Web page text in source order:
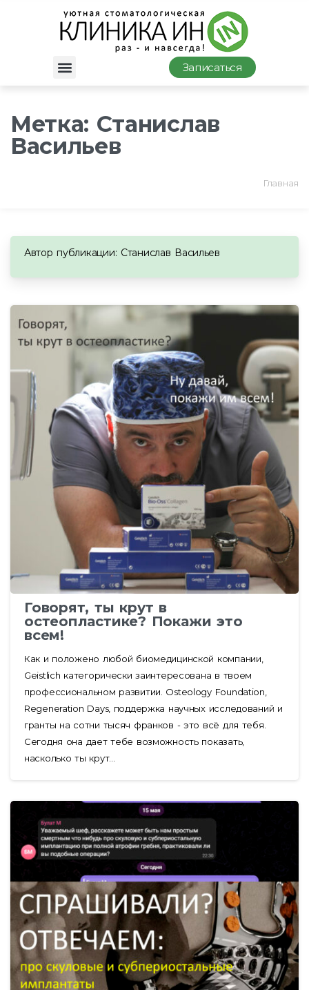
Записаться
Метка: Станислав
Васильев
Главная
Автор публикации: Станислав Васильев
Говорят, ты крут в
остеопластике? Покажи это
всем!
Как и положено любой биомедицинской компании,
Geistlich категорически заинтересована в твоем
профессиональном развитии. Osteology Foundation,
Regeneration Days, поддержка научных исследований и
гранты на сотни тысяч франков - это всё для тебя.
Сегодня она дает тебе возможность показать,
насколько ты крут...